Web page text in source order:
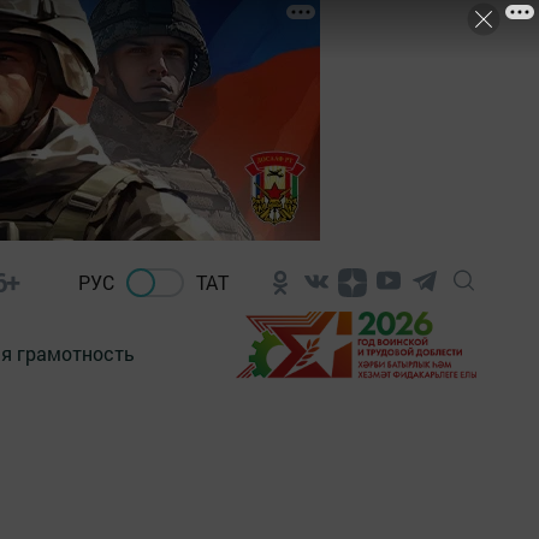
РУС ТАТ
грамотность